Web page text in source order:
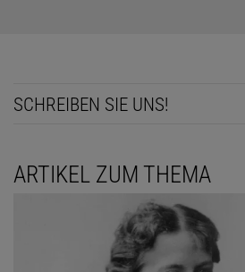
SCHREIBEN SIE UNS!
ARTIKEL ZUM THEMA